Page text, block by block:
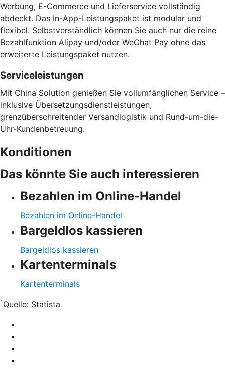
Werbung, E-Commerce und Lieferservice vollständig
abdeckt. Das In-App-Leistungspaket ist modular und
flexibel. Selbstverständlich können Sie auch nur die reine
Bezahlfunktion Alipay und/oder WeChat Pay ohne das
erweiterte Leistungspaket nutzen.
Serviceleistungen
Mit China Solution genießen Sie vollumfänglichen Service –
inklusive Übersetzungsdienstleistungen,
grenzüberschreitender Versandlogistik und Rund-um-die-
Uhr-Kundenbetreuung.
Konditionen
Das könnte Sie auch interessieren
Bezahlen im Online-Handel
Bezahlen im Online-Handel
Bargeldlos kassieren
Bargeldlos kassieren
Kartenterminals
Kartenterminals
1 Quelle: Statista